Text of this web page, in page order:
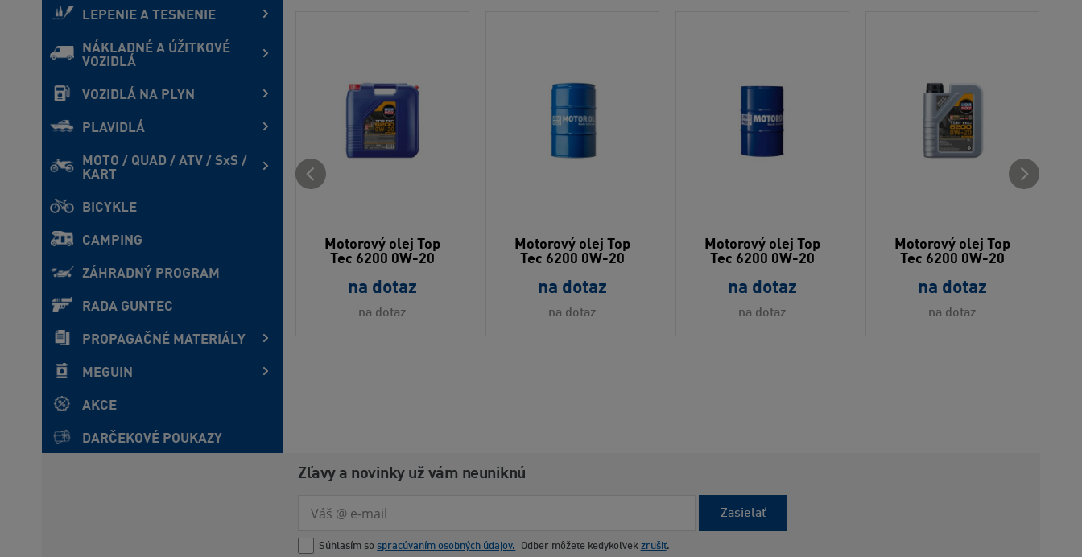
LEPENIE A TESNENIE
NÁKLADNÉ A ÚŽITKOVÉ
VOZIDLÁ
VOZIDLÁ NA PLYN
PLAVIDLÁ
MOTO / QUAD / ATV / SxS /
KART
BICYKLE
CAMPING
ZÁHRADNÝ PROGRAM
RADA GUNTEC
PROPAGAČNÉ MATERIÁLY
MEGUIN
AKCE
DARČEKOVÉ POUKAZY
Motorový olej Top
Tec 6200 0W-20
na dotaz
na dotaz
Motorový olej Top
Tec 6200 0W-20
na dotaz
na dotaz
Motorový olej Top
Tec 6200 0W-20
na dotaz
na dotaz
Motorový olej Top
Tec 6200 0W-20
na dotaz
na dotaz
Zľavy a novinky už vám neuniknú
Zasielať
Súhlasím so spracúvaním osobných údajov. Odber môžete kedykoľvek zrušiť.